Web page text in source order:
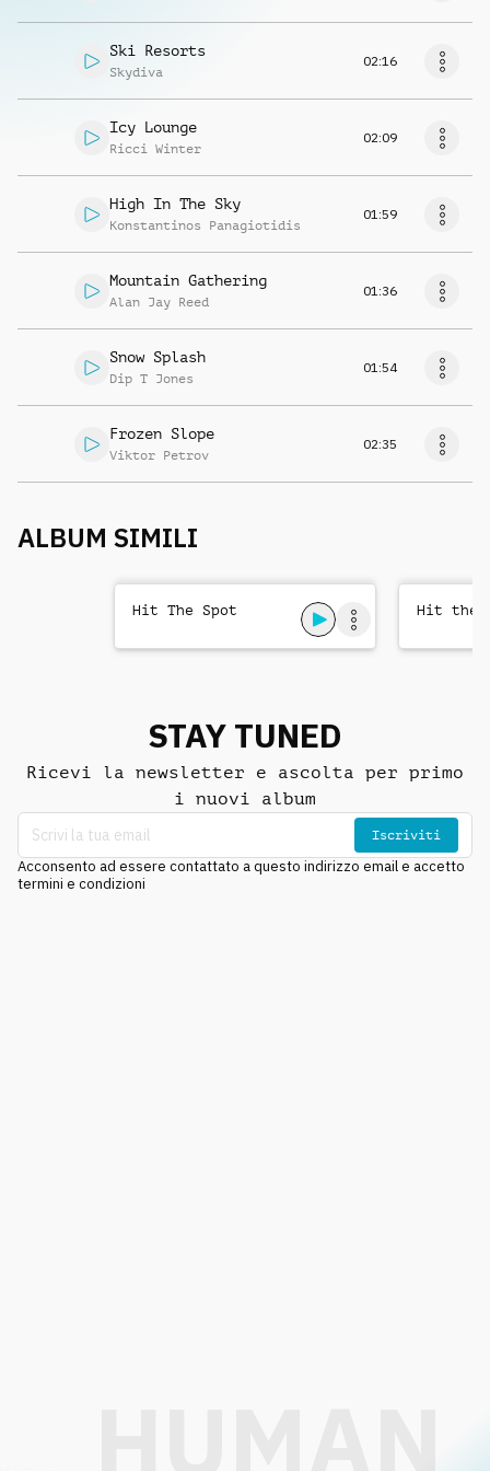
Ski Resorts
Skydiva
02:16
Icy Lounge
Ricci Winter
02:09
High In The Sky
Konstantinos Panagiotidis
01:59
Mountain Gathering
Alan Jay Reed
01:36
Snow Splash
Dip T Jones
01:54
Frozen Slope
Viktor Petrov
02:35
ALBUM SIMILI
Hit The Spot Hit the
STAY TUNED
Ricevi la newsletter e ascolta per primo
i nuovi album
Iscriviti
Acconsento ad essere contattato a questo indirizzo email e accetto
termini e condizioni